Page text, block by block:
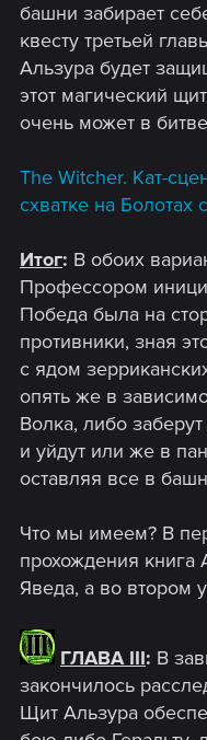
башни забирает
квесту третьей
Альзура будет
этот магический
очень может в
The Witcher. Кат-
схватке на
Итог: В обоих
Профессором
Победа была на
противники, зная
с ядом
опять же в
Волка, либо
и уйдут или же в
оставляя все в
Что мы имеем? В
прохождения книга
Яведа, а во втором
ГЛАВА III: В
закончилось
Щит Альзура